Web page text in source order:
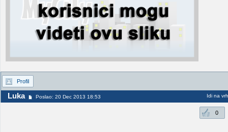
Profil
Luka Poslao: 20 Dec 2013 18:53 Idi na vrh
0